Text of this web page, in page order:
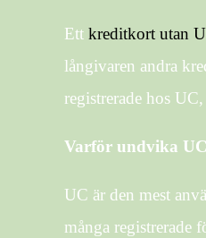
Ett kreditkort utan
långivaren andra
registrerade hos
Varför undvika
UC är den mest
många registrerade